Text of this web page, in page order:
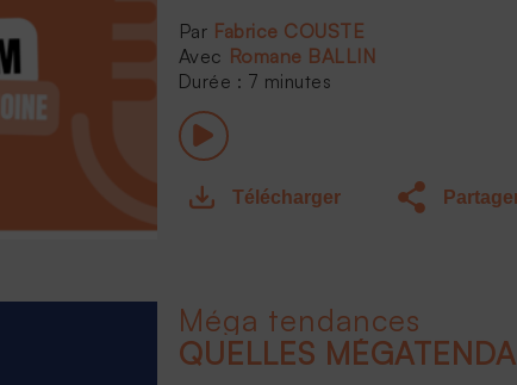
Fabrice COUSTE
Romane BALLIN
Durée : 7 minutes
Télécharger
Méga tendances
QUELLES